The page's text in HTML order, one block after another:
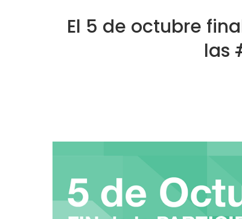
El 5 de octubre
las